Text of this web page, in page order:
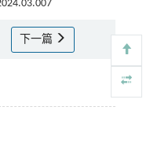
下一篇